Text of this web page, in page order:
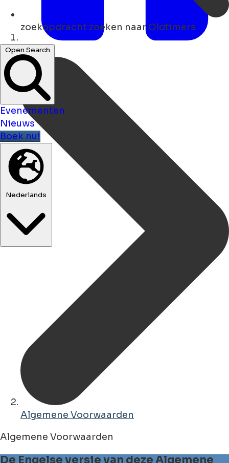
zoekopdracht zoeken naar Oldtimers
Open Search
Evenementen
Nieuws
Boek nu!
Nederlands
Thuis
Algemene Voorwaarden
Algemene Voorwaarden
De Engelse versie van deze Algemene